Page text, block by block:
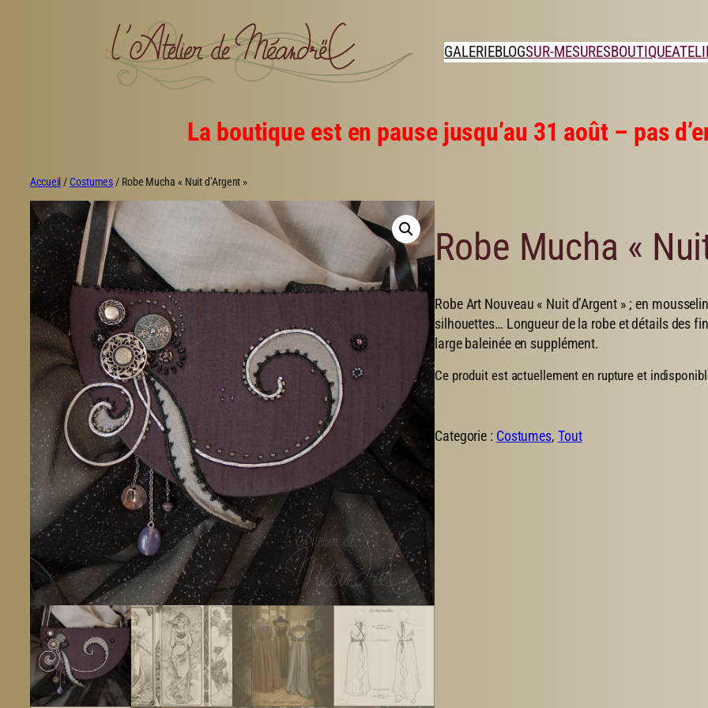
GALERIEBLOGSUR-MESURESBOUTIQUE
La boutique est en pause jusqu’au 31 août – pas
Accueil /Costumes / Robe Mucha « Nuit d’Argent »
Robe Mucha «
Robe Art Nouveau « Nuit d’Argent » ; en
silhouettes… Longueur de la robe et détails des
large baleinée en supplément.
Ce produit est actuellement en rupture et
Categorie : Costumes, Tout